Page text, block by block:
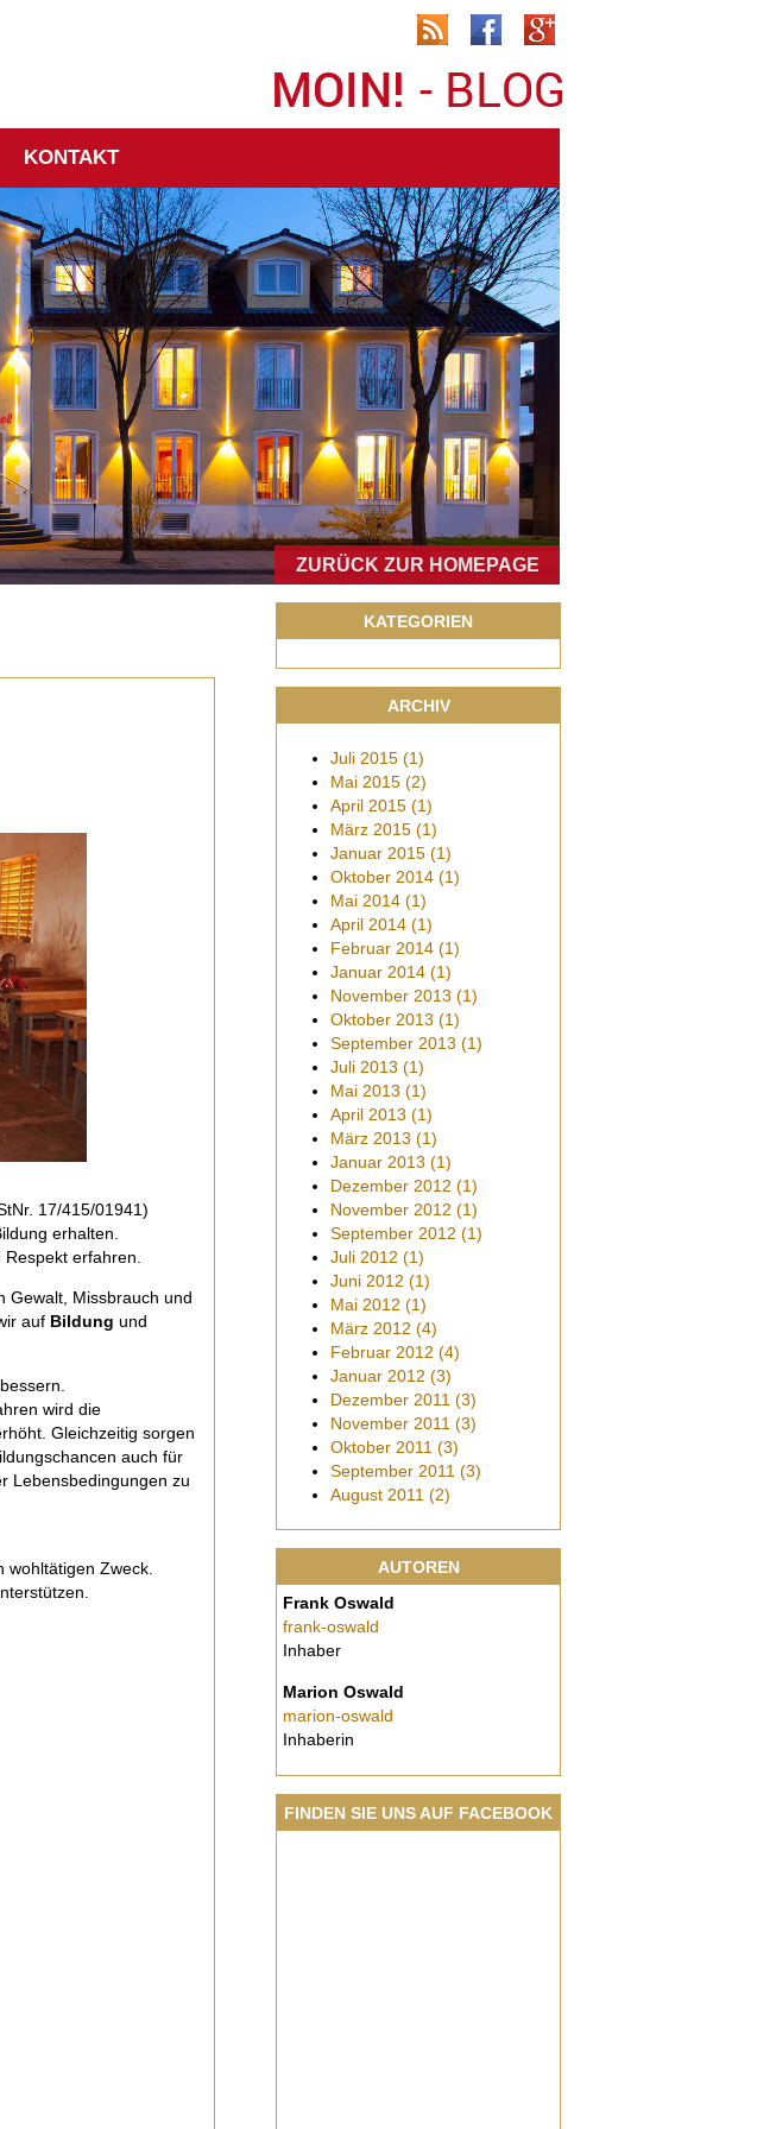
ZURÜCK ZUR HOMEPAGE
KONTAKT
17/415/01941)
erhalten.
erfahren.
Gewalt, Missbrauch und
auf Bildung und
wird die
Gleichzeitig sorgen
auch für
Lebensbedingungen zu
Zweck.
KATEGORIEN
ARCHIV
Juli 2015 (1)
Mai 2015 (2)
April 2015 (1)
März 2015 (1)
Januar 2015 (1)
Oktober 2014 (1)
Mai 2014 (1)
April 2014 (1)
Februar 2014 (1)
Januar 2014 (1)
November 2013 (1)
Oktober 2013 (1)
September 2013 (1)
Juli 2013 (1)
Mai 2013 (1)
April 2013 (1)
März 2013 (1)
Januar 2013 (1)
Dezember 2012 (1)
November 2012 (1)
September 2012 (1)
Juli 2012 (1)
Juni 2012 (1)
Mai 2012 (1)
März 2012 (4)
Februar 2012 (4)
Januar 2012 (3)
Dezember 2011 (3)
November 2011 (3)
Oktober 2011 (3)
September 2011 (3)
August 2011 (2)
AUTOREN
Frank Oswald
frank-oswald
Inhaber
Marion Oswald
marion-oswald
Inhaberin
FINDEN SIE UNS AUF FACEBOOK